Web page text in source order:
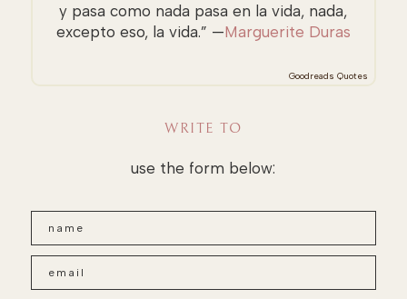
y pasa como nada pasa en la vida, nada,
excepto eso, la vida.” —Marguerite Duras
Goodreads Quotes
WRITE TO
use the form below: